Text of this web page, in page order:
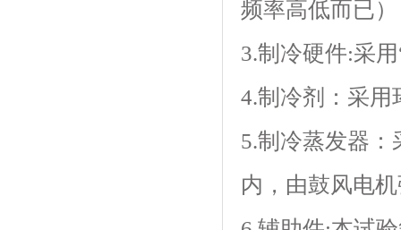
频率高低而已）
3.制冷硬件:采用
4.制冷剂
5.制冷蒸发器
内，由鼓风电机